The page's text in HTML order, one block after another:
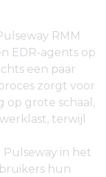
RMM
EDR-agents op
een paar
zorgt voor
op grote schaal,
terwijl
Pulseway in het
hun